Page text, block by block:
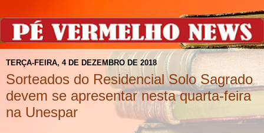
TERÇA-FEIRA, 4 DE DEZEMBRO DE 2018
Sorteados do Residencial Solo Sagrado
devem se apresentar nesta quarta-feira
na Unespar